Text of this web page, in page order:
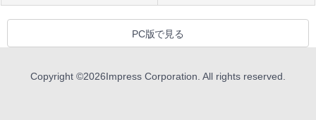
PC版で見る
Copyright ©2026Impress Corporation. All rights reserved.